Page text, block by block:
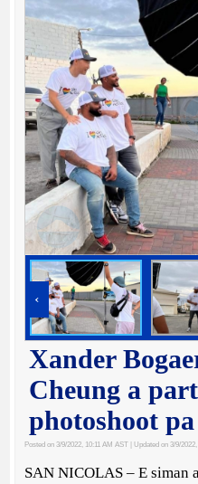
‹
Xander
Cheung a
photoshoot
Posted on 3/9/2022, 10:11 AM AST | Updated on 3/9/
SAN NICOLAS – E siman